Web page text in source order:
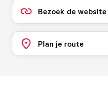
Bezoek de website
Plan je route